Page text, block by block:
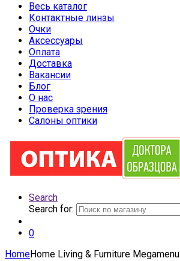
Весь каталог
Контактные линзы
Очки
Аксессуары
Оплата
Доставка
Вакансии
Блог
О нас
Проверка зрения
Салоны оптики
Search
Search for:
0
HomeHome Living & Furniture Megamenu